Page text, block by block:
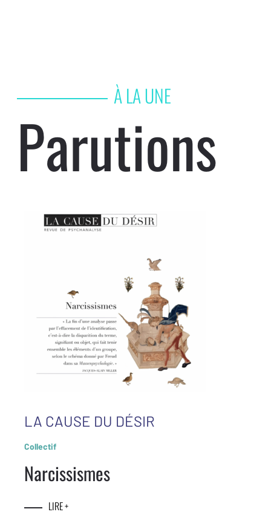
À LA UNE
Parutions
LA CAUSE DU DÉSIR
Collectif
Narcissismes
LIRE +